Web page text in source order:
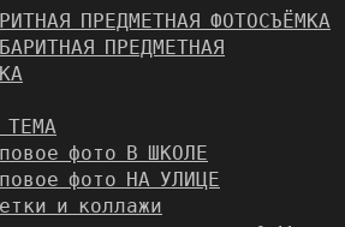
ПРЕДМЕТНАЯ ФОТОСЪЁМКА
ПРЕДМЕТНАЯ
ТЕМА
фото В ШКОЛЕ
фото НА УЛИЦЕ
и коллажи